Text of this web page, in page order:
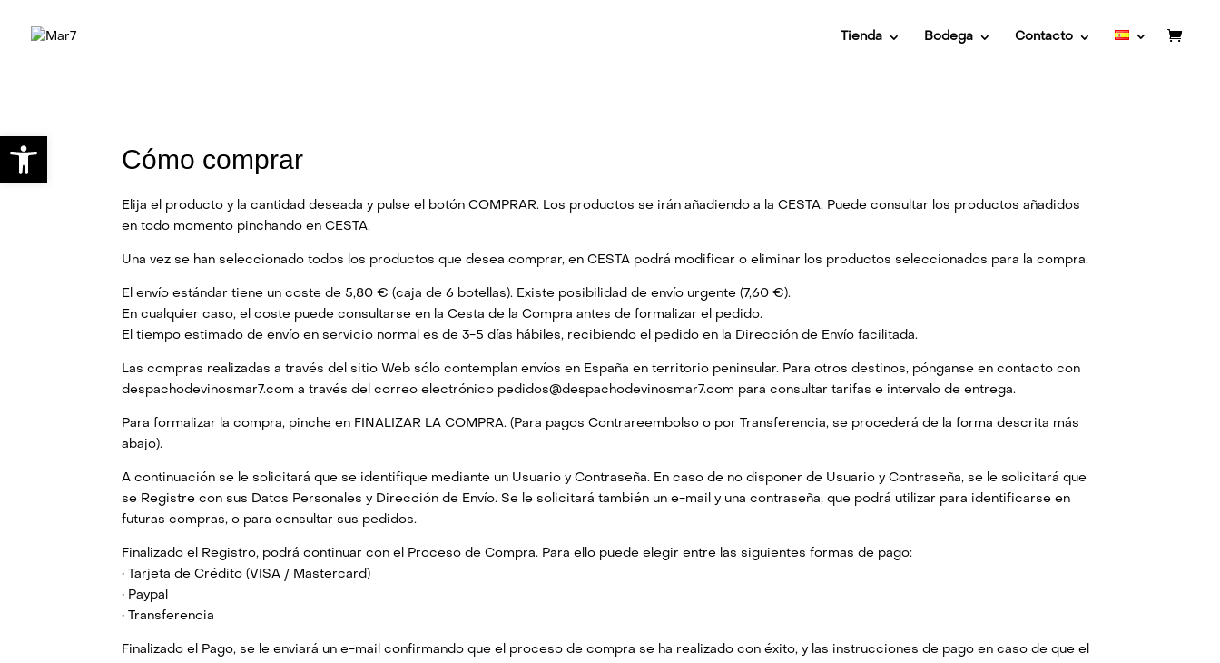
Abrir barra de herramientas
Tienda Bodega Contacto
Cómo comprar
Elija el producto y la cantidad deseada y pulse el botón COMPRAR. Los productos se irán añadiendo a la CESTA. Puede consultar los productos añadidos
en todo momento pinchando en CESTA.
Una vez se han seleccionado todos los productos que desea comprar, en CESTA podrá modificar o eliminar los productos seleccionados para la compra.
El envío estándar tiene un coste de 5,80 € (caja de 6 botellas). Existe posibilidad de envío urgente (7,60 €).
En cualquier caso, el coste puede consultarse en la Cesta de la Compra antes de formalizar el pedido.
El tiempo estimado de envío en servicio normal es de 3-5 días hábiles, recibiendo el pedido en la Dirección de Envío facilitada.
Las compras realizadas a través del sitio Web sólo contemplan envíos en España en territorio peninsular. Para otros destinos, pónganse en contacto con
despachodevinosmar7.com a través del correo electrónico pedidos@despachodevinosmar7.com para consultar tarifas e intervalo de entrega.
Para formalizar la compra, pinche en FINALIZAR LA COMPRA. (Para pagos Contrareembolso o por Transferencia, se procederá de la forma descrita más
abajo).
A continuación se le solicitará que se identifique mediante un Usuario y Contraseña. En caso de no disponer de Usuario y Contraseña, se le solicitará que
se Registre con sus Datos Personales y Dirección de Envío. Se le solicitará también un e-mail y una contraseña, que podrá utilizar para identificarse en
futuras compras, o para consultar sus pedidos.
Finalizado el Registro, podrá continuar con el Proceso de Compra. Para ello puede elegir entre las siguientes formas de pago:
• Tarjeta de Crédito (VISA / Mastercard)
• Paypal
• Transferencia
Finalizado el Pago, se le enviará un e-mail confirmando que el proceso de compra se ha realizado con éxito, y las instrucciones de pago en caso de que el